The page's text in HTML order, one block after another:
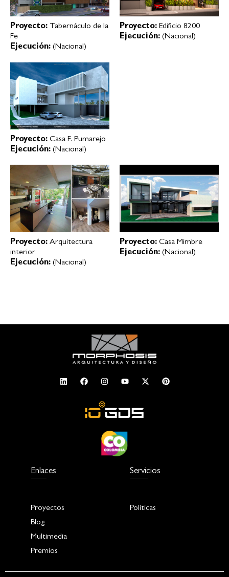
Proyecto: Tabernáculo de la
Fe
Ejecución: (Nacional)
Proyecto: Edificio 8200
Ejecución: (Nacional)
Proyecto: Casa F. Pumarejo
Ejecución: (Nacional)
Proyecto: Arquitectura
interior
Ejecución: (Nacional)
Proyecto: Casa Mimbre
Ejecución: (Nacional)
Enlaces
Proyectos
Blog
Multimedia
Premios
Servicios
Políticas